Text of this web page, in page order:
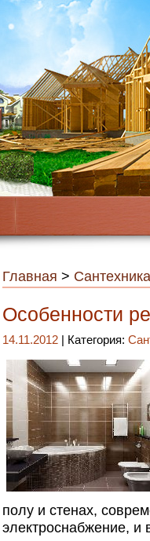
Главная > Сантехника
Особенности
14.11.2012 | Категория:
полу и стенах,
электроснабжение,